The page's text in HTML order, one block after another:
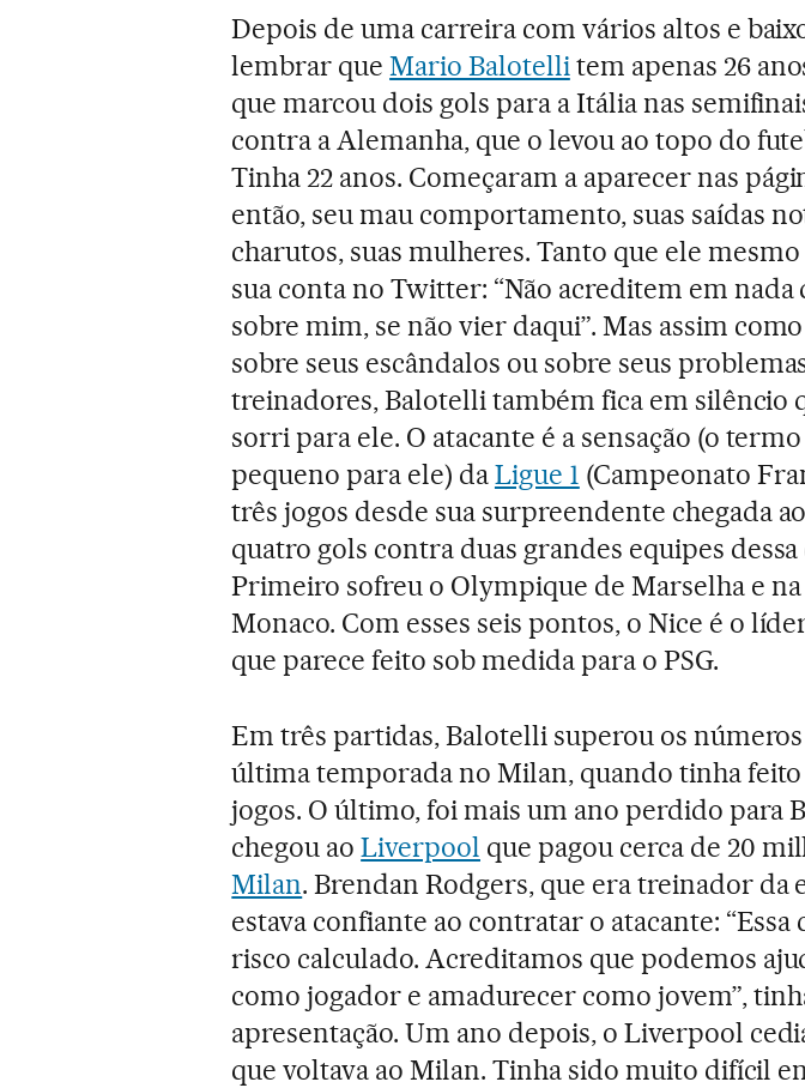
Depois de uma carreira com vários altos e
lembrar queMario Balotellitem apenas 26
que marcou dois gols para a Itália nas
contra a Alemanha, que o levou ao topo do
Tinha 22 anos. Começaram a aparecer nas
então, seu mau comportamento, suas saídas
charutos, suas mulheres. Tanto que ele
sua conta no Twitter: “Não acreditem em nada
sobre mim, se não vier daqui”. Mas assim
sobre seus escândalos ou sobre seus
treinadores, Balotelli também fica em silêncio
sorri para ele. O atacante é a sensação (o
pequeno para ele) daLigue 1 (Campeonato
três jogos desde sua surpreendente chegada
quatro gols contra duas grandes equipes
Primeiro sofreu o Olympique de Marselha e
Monaco. Com esses seis pontos, o Nice é o
que parece feito sob medida para o PSG.
Em três partidas, Balotelli superou os
última temporada no Milan, quando tinha feito
jogos. O último, foi mais um ano perdido para
chegou aoLiverpool que pagou cerca de 20
Milan. Brendan Rodgers, que era treinador da
estava confiante ao contratar o atacante:
risco calculado. Acreditamos que podemos
como jogador e amadurecer como jovem”,
apresentação. Um ano depois, o Liverpool
que voltava ao Milan. Tinha sido muito difícil